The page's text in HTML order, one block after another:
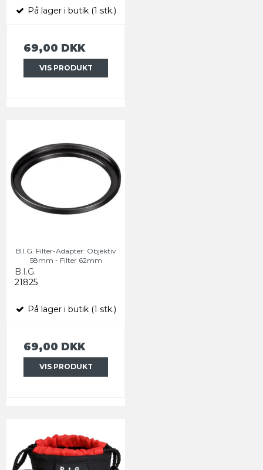
På lager i butik (1 stk.)
69,00 DKK
VIS PRODUKT
B.I.G. Filter-Adapter: Objektiv
58mm - Filter 62mm
B.I.G.
21825
På lager i butik (1 stk.)
69,00 DKK
VIS PRODUKT